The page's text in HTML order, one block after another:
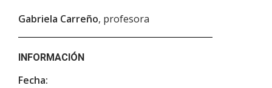
Gabriela Carreño, profesora
INFORMACIÓN
Fecha: